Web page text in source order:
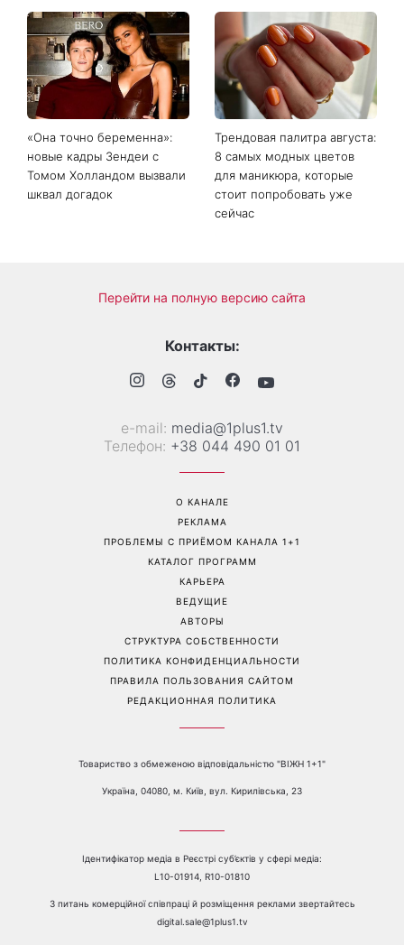
«Она точно беременна»:
новые кадры Зендеи с
Томом Холландом вызвали
шквал догадок
Трендовая палитра августа:
8 самых модных цветов
для маникюра, которые
стоит попробовать уже
сейчас
Перейти на полную версию сайта
Контакты:
е-mail: media@1plus1.tv
Телефон: +38 044 490 01 01
О КАНАЛЕ
РЕКЛАМА
ПРОБЛЕМЫ С ПРИЁМОМ КАНАЛА 1+1
КАТАЛОГ ПРОГРАММ
КАРЬЕРА
ВЕДУЩИЕ
АВТОРЫ
СТРУКТУРА СОБСТВЕННОСТИ
ПОЛИТИКА КОНФИДЕНЦИАЛЬНОСТИ
ПРАВИЛА ПОЛЬЗОВАНИЯ САЙТОМ
РЕДАКЦИОННАЯ ПОЛИТИКА
Товариство з обмеженою відповідальністю "ВІЖН 1+1"
Україна, 04080, м. Київ, вул. Кирилівська, 23
Ідентифікатор медіа в Реєстрі суб’єктів у сфері медіа:
L10-01914, R10-01810
З питань комерційної співпраці й розміщення реклами звертайтесь
digital.sale@1plus1.tv